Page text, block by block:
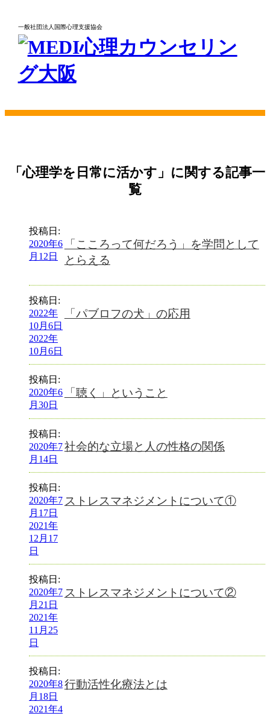
一般社団法人国際心理支援協会
「心理学を日常に活かす」に関する記事一
覧
投稿日:
2020年6
月12日
「こころって何だろう」を学問として
とらえる
投稿日:
2022年
10月6日
2022年
10月6日
「パブロフの犬」の応用
投稿日:
2020年6
月30日
「聴く」ということ
投稿日:
2020年7
月14日
社会的な立場と人の性格の関係
投稿日:
2020年7
月17日
2021年
12月17
日
ストレスマネジメントについて①
投稿日:
2020年7
月21日
2021年
11月25
日
ストレスマネジメントについて②
投稿日:
2020年8
月18日
2021年4
行動活性化療法とは